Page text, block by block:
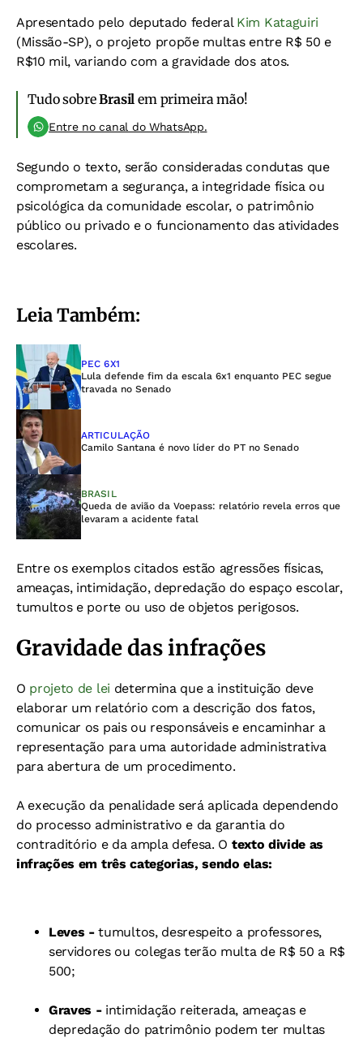
Apresentado pelo deputado federal Kim Kataguiri
(Missão-SP), o projeto propõe multas entre R$ 50 e
R$10 mil, variando com a gravidade dos atos.
Tudo sobreBrasil em primeira mão!
Entre no canal do WhatsApp.
Segundo o texto, serão consideradas condutas que
comprometam a segurança, a integridade física ou
psicológica da comunidade escolar, o patrimônio
público ou privado e o funcionamento das atividades
escolares.
Leia Também:
PEC 6X1
Lula defende fim da escala 6x1 enquanto PEC segue
travada no Senado
ARTICULAÇÃO
Camilo Santana é novo líder do PT no Senado
BRASIL
Queda de avião da Voepass: relatório revela erros que
levaram a acidente fatal
Entre os exemplos citados estão agressões físicas,
ameaças, intimidação, depredação do espaço escolar,
tumultos e porte ou uso de objetos perigosos.
Gravidade das infrações
O projeto de lei determina que a instituição deve
elaborar um relatório com a descrição dos fatos,
comunicar os pais ou responsáveis e encaminhar a
representação para uma autoridade administrativa
para abertura de um procedimento.
A execução da penalidade será aplicada dependendo
do processo administrativo e da garantia do
contraditório e da ampla defesa. O texto divide as
infrações em três categorias, sendo elas:
Leves -tumultos, desrespeito a professores,
servidores ou colegas terão multa de R$ 50 a R$
500;
Graves -intimidação reiterada, ameaças e
depredação do patrimônio podem ter multas